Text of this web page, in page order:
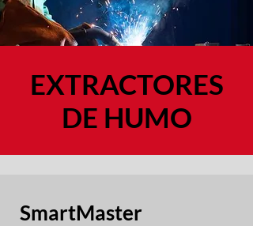
EXTRACTORES
DE HUMO
SmartMaster